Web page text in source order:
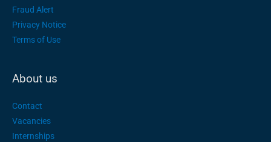
Fraud Alert
Privacy Notice
Terms of Use
About us
Contact
Vacancies
Internships